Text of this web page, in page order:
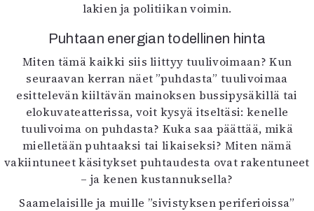
lakien ja politiikan voimin.
Puhtaan energian todellinen hinta
Miten tämä kaikki siis liittyy tuulivoimaan? Kun
seuraavan kerran näet ”puhdasta” tuulivoimaa
esittelevän kiiltävän mainoksen bussipysäkillä tai
elokuvateatterissa, voit kysyä itseltäsi: kenelle
tuulivoima on puhdasta? Kuka saa päättää, mikä
mielletään puhtaaksi tai likaiseksi? Miten nämä
vakiintuneet käsitykset puhtaudesta ovat rakentuneet
– ja kenen kustannuksella?
Saamelaisille ja muille ”sivistyksen periferioissa”